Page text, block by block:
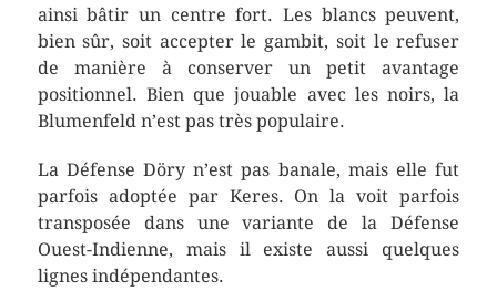
ainsi bâtir un centre fort. Les blancs peuvent,
bien sûr, soit accepter le gambit, soit le refuser
de manière à conserver un petit avantage
positionnel. Bien que jouable avec les noirs, la
Blumenfeld n’est pas très populaire.
La Défense Döry n’est pas banale, mais elle fut
parfois adoptée par Keres. On la voit parfois
transposée dans une variante de la Défense
Ouest-Indienne, mais il existe aussi quelques
lignes indépendantes.